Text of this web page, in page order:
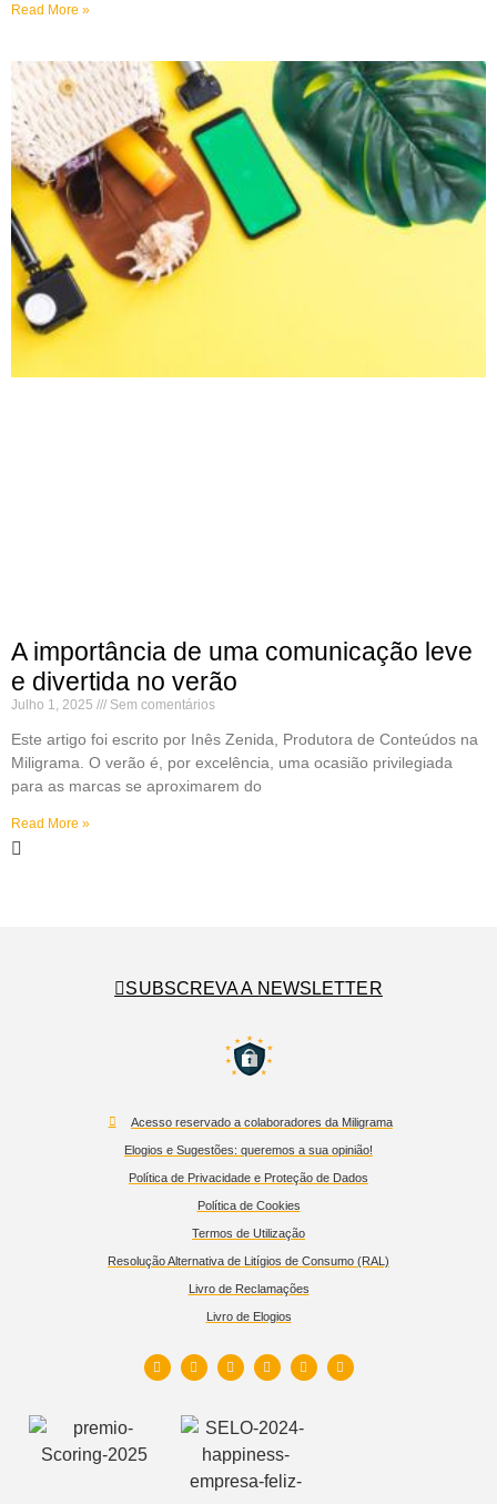
Read More »
A importância de uma comunicação leve
e divertida no verão
Julho 1, 2025 Sem comentários
Este artigo foi escrito por Inês Zenida, Produtora de Conteúdos na
Miligrama. O verão é, por excelência, uma ocasião privilegiada
para as marcas se aproximarem do
Read More »
SUBSCREVA A NEWSLETTER
Acesso reservado a colaboradores da Miligrama
Elogios e Sugestões: queremos a sua opinião!
Política de Privacidade e Proteção de Dados
Política de Cookies
Termos de Utilização
Resolução Alternativa de Litígios de Consumo (RAL)
Livro de Reclamações
Livro de Elogios